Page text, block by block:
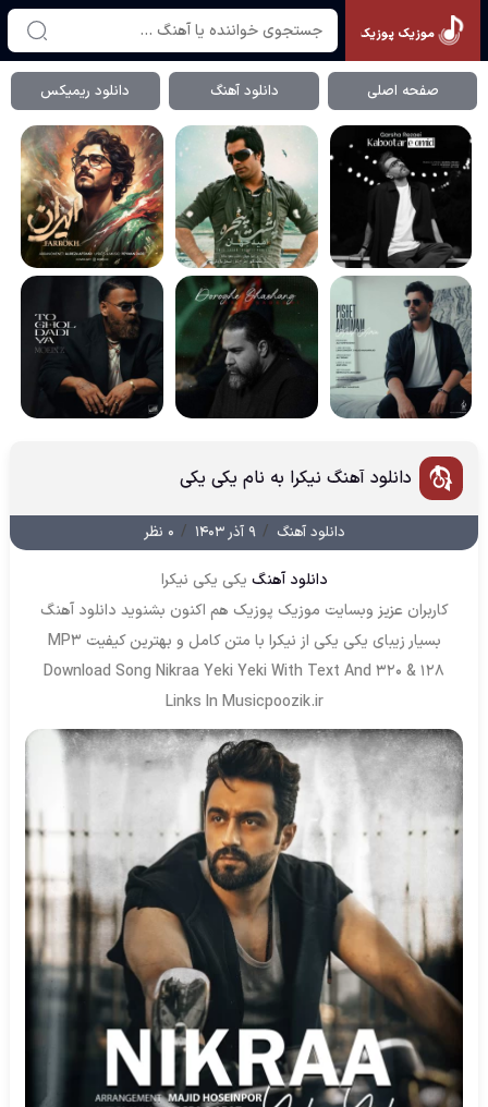
موزیک پوزیک
صفحه اصلی دانلود آهنگ دانلود ریمیکس
دانلود آهنگ نیکرا به نام یکی یکی
دانلود آهنگ / ۹ آذر ۱۴۰۳ / ۰ نظر
دانلود آهنگ یکی یکی نیکرا
کاربران عزیز وبسایت موزیک پوزیک هم اکنون بشنوید دانلود آهنگ
بسیار زیبای یکی یکی از نیکرا با متن کامل و بهترین کیفیت MP3
Download Song Nikraa Yeki Yeki With Text And 320 & 128
Links In Musicpoozik.ir